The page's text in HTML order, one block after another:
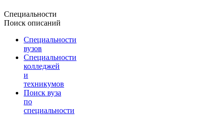
Специальности
Поиск описаний
Специальности
вузов
Специальности
колледжей
и
техникумов
Поиск вуза
по
специальности